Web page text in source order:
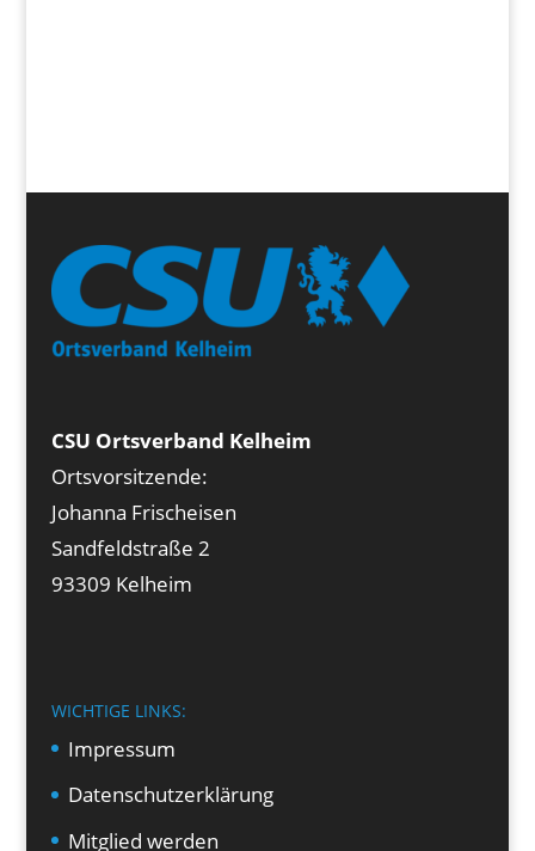
CSU Ortsverband Kelheim
Ortsvorsitzende:
Johanna Frischeisen
Sandfeldstraße 2
93309 Kelheim
WICHTIGE LINKS:
Impressum
Datenschutzerklärung
Mitglied werden